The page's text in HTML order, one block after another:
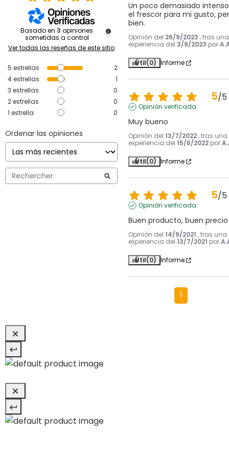
Basado en 3 opiniones
sometidas a control
Ver todas las reseñas de este sitio
5 estrellas
2
4estrellas
1
3 estrellas
0
2estrellas
0
1 estrella 0
Ordenar las opiniones
Un poco demasiado intenso
el frescor para mi gusto,
bien.
Opinión del 26/9/2023 , tras una
experiencia del 3/9/2023 por
Útil(0) Informe
5/5
Opinión verificada
Muy bueno
Opinión del 13/7/2022 , tras una
experiencia del 15/6/2022 por
Útil(0) Informe
5/5
Opinión verificada
Buen producto, buen precio
Opinión del 14/9/2021 , tras una
experiencia del 13/7/2021 por
Útil(0) Informe
1